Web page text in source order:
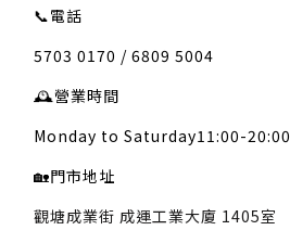
📞電話
5703 0170 / 6809 5004
🕰️營業時間
Monday to Saturday11:00-20:00
🏡門市地址
觀塘成業街 成運工業大廈 1405室